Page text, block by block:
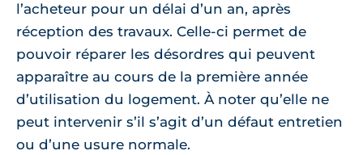
l’acheteur pour un délai d’un an, après
réception des travaux. Celle-ci permet de
pouvoir réparer les désordres qui peuvent
apparaître au cours de la première année
d’utilisation du logement. À noter qu’elle ne
peut intervenir s’il s’agit d’un défaut entretien
ou d’une usure normale.